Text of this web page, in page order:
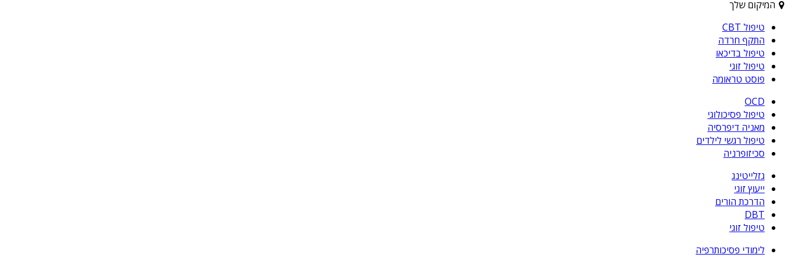
המיקום שלך
טיפול CBT
התקף חרדה
טיפול בדיכאו
טיפול זוגי
פוסט טראומה
OCD
טיפול פסיכולוגי
מאניה דיפרסיה
טיפול רגשי לילדים
סכיזופרניה
גזלייטינג
ייעוץ זוגי
הדרכת הורים
DBT
טיפול זוגי
לימודי פסיכותרפיה